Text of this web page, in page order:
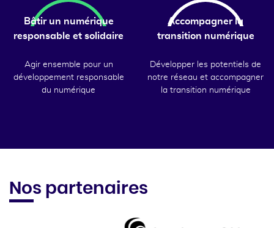
Bâtir un numérique
responsable et solidaire
Agir ensemble pour un
développement responsable
du numérique
Accompagner la
transition numérique
Développer les potentiels de
notre réseau et accompagner
la transition numérique
Nos partenaires